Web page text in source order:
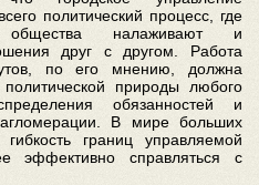
политический процесс, где
общества налаживают и
друг с другом. Работа
по его мнению, должна
природы любого
обязанностей и
агломерации. В мире больших
границ управляемой
эффективно справляться с